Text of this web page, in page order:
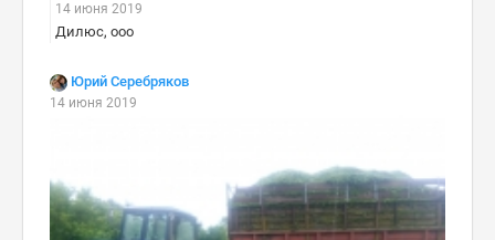
14 июня 2019
Дилюс, ооо
Юрий Серебряков
14 июня 2019